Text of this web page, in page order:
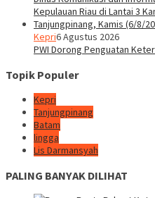
Kepri6 Agustus 2026
PWI Dorong Penguatan
Topik Populer
Kepri
Tanjungpinang
Batam
lingga
Lis Darmansyah
PALING BANYAK DILIHAT